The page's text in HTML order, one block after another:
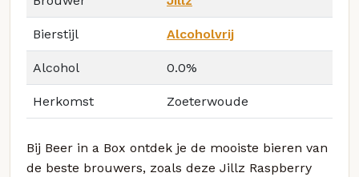
Bierstijl Alcoholvrij
Alcohol 0.0%
Herkomst Zoeterwoude
Bij Beer in a Box ontdek je de mooiste bieren van
de beste brouwers, zoals deze Jillz Raspberry